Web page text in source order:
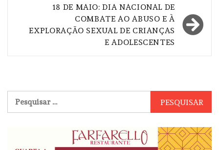
18 DE MAIO: DIA NACIONAL DE
COMBATE AO ABUSO E À
EXPLORAÇÃO SEXUAL DE CRIANÇAS
E ADOLESCENTES